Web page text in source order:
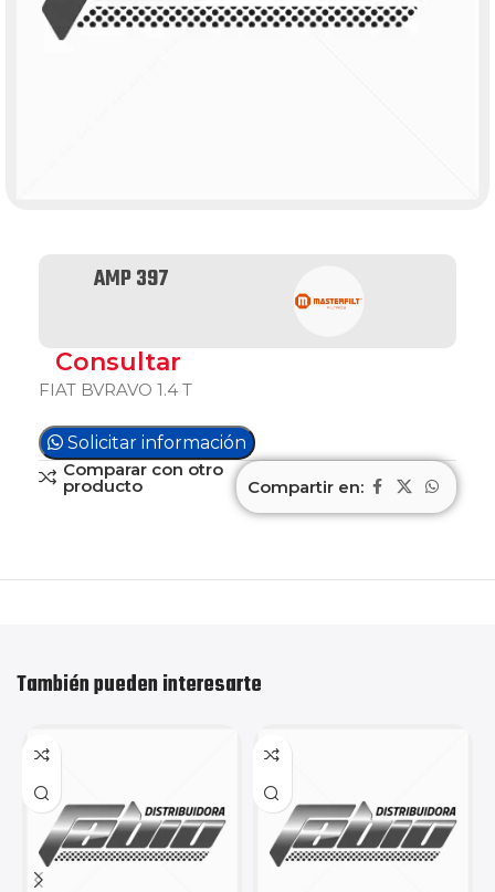
AMP 397
Consultar
FIAT BVRAVO 1.4 T
Solicitar información
Comparar con otro
producto Compartir en:
También pueden interesarte